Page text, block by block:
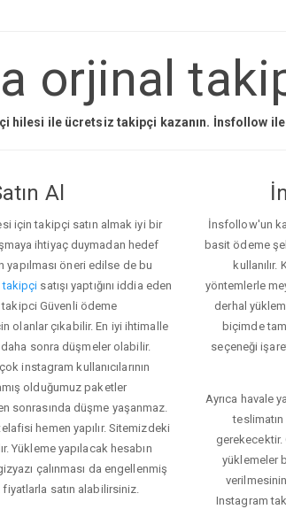
orjinal
hilesi ile ücretsiz takipçi kazanın. İnsfollow
Al
için takipçi satın almak iyi bir
ihtiyaç duymadan hedef
yapılması öneri edilse de bu
takipçi satışı yaptığını iddia eden
takipci Güvenli ödeme
olanlar çıkabilir. En iyi ihtimalle
sonra düşmeler olabilir.
instagram kullanıcılarının
olduğumuz paketler
sonrasında düşme yaşanmaz.
hemen yapılır. Sitemizdeki
Yükleme yapılacak hesabın
çalınması da engellenmiş
satın alabilirsiniz.
İnsfollow'un
basit ödeme
yöntemlerle
derhal
biçimde
seçeneği
Ayrıca havale
gerekecektir.
yüklemeler
Instagram